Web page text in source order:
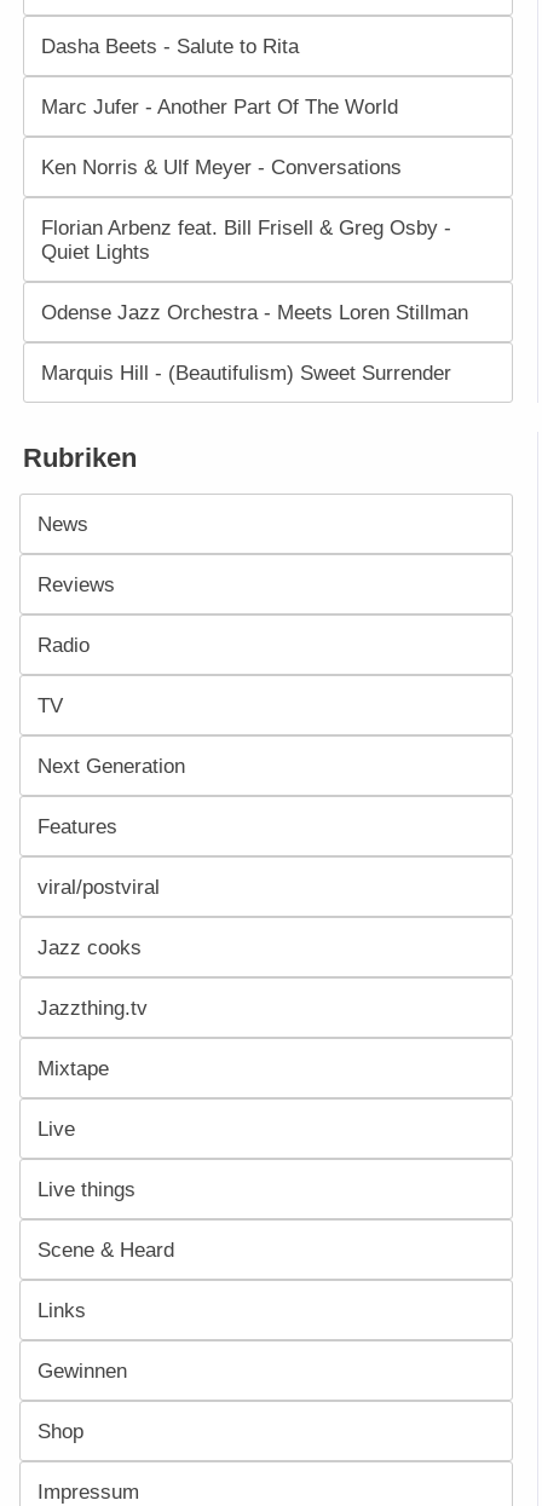
Dasha Beets - Salute to Rita
Marc Jufer - Another Part Of The World
Ken Norris & Ulf Meyer - Conversations
Florian Arbenz feat. Bill Frisell & Greg Osby -
Quiet Lights
Odense Jazz Orchestra - Meets Loren Stillman
Marquis Hill - (Beautifulism) Sweet Surrender
Rubriken
News
Reviews
Radio
TV
Next Generation
Features
viral/postviral
Jazz cooks
Jazzthing.tv
Mixtape
Live
Live things
Scene & Heard
Links
Gewinnen
Shop
Impressum